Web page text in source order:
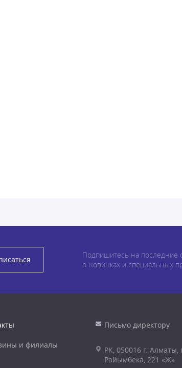
Подпишитесь на последние
о новинках и специальных
и филиалы
Письмо директору
РК, 050016 г. Алматы,
Райымбека, 221 «Ж»